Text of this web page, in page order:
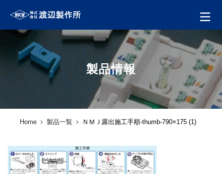
製品情報
Home 製品一覧 ＮＭＪ露出施工手順-thumb-790×175 (1)